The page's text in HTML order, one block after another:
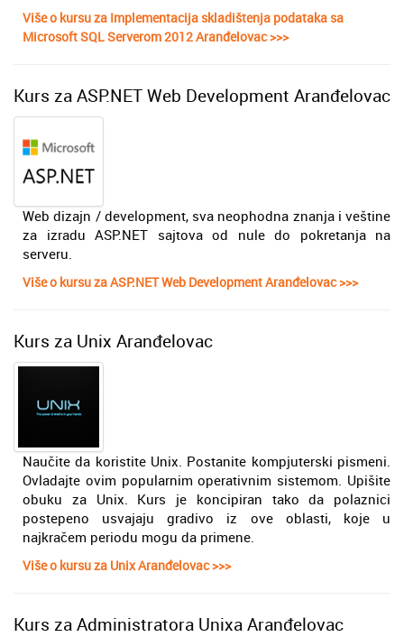
Više o kursu za Implementacija skladištenja podataka sa
Microsoft SQL Serverom 2012 Aranđelovac >>>
Kurs za ASP.NET Web Development Aranđelovac
Web dizajn / development, sva neophodna znanja i veštine
za izradu ASP.NET sajtova od nule do pokretanja na
serveru.
Više o kursu za ASP.NET Web Development Aranđelovac >>>
Kurs za Unix Aranđelovac
Naučite da koristite Unix. Postanite kompjuterski pismeni.
Ovladajte ovim popularnim operativnim sistemom. Upišite
obuku za Unix. Kurs je koncipiran tako da polaznici
postepeno usvajaju gradivo iz ove oblasti, koje u
najkračem periodu mogu da primene.
Više o kursu za Unix Aranđelovac >>>
Kurs za Administratora Unixa Aranđelovac